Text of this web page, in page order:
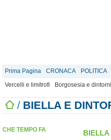
Prima Pagina CRONACA POLITICA
Vercelli e limitrofi
Borgosesia e dintorni
/ BIELLA E
CHE TEMPO FA BIELLA